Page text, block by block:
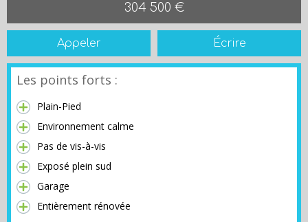
304 500 €
Appeler Écrire
Les points forts :
Plain-Pied
Environnement calme
Pas de vis-à-vis
Exposé plein sud
Garage
Entièrement rénovée